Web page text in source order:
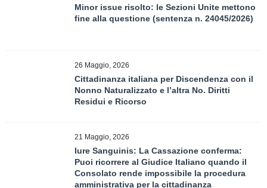
Minor issue risolto: le Sezioni Unite mettono
fine alla questione (sentenza n. 24045/2026)
26 Maggio, 2026
Cittadinanza italiana per Discendenza con il
Nonno Naturalizzato e l’altra No. Diritti
Residui e Ricorso
21 Maggio, 2026
Iure Sanguinis: La Cassazione conferma:
Puoi ricorrere al Giudice Italiano quando il
Consolato rende impossibile la procedura
amministrativa per la cittadinanza